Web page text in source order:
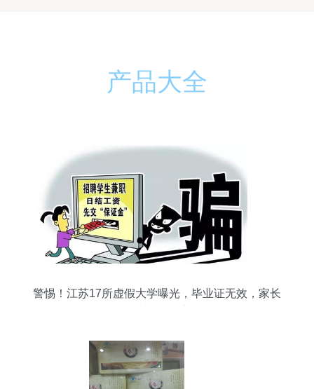
产品大全
警惕！江苏17所虚假大学曝光，毕业证无效，家长